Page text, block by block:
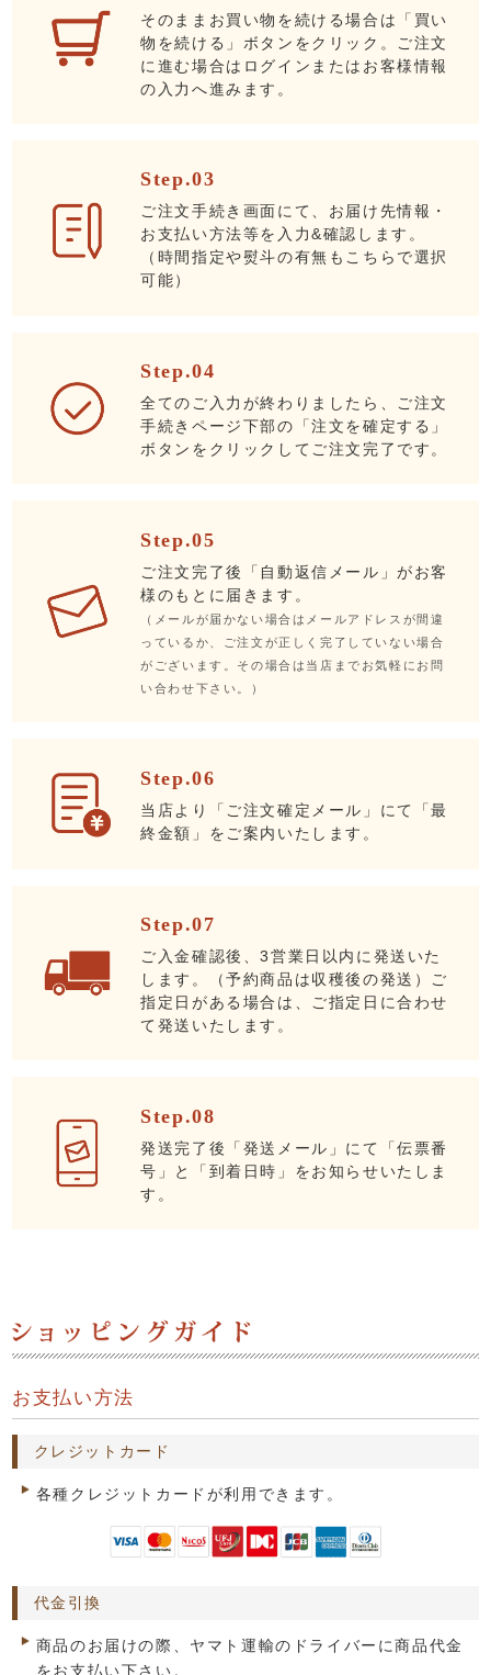
そのままお買い物を続ける場合は「買い
物を続ける」ボタンをクリック。ご注文
に進む場合はログインまたはお客様情報
の入力へ進みます。
Step.03
ご注文手続き画面にて、お届け先情報・
お支払い方法等を入力&確認します。
（時間指定や熨斗の有無もこちらで選択
可能）
Step.04
全てのご入力が終わりましたら、ご注文
手続きページ下部の「注文を確定する」
ボタンをクリックしてご注文完了です。
Step.05
ご注文完了後「自動返信メール」がお客
様のもとに届きます。
（メールが届かない場合はメールアドレスが間違
っているか、ご注文が正しく完了していない場合
がございます。その場合は当店までお気軽にお問
い合わせ下さい。）
Step.06
当店より「ご注文確定メール」にて「最
終金額」をご案内いたします。
Step.07
ご入金確認後、3営業日以内に発送いた
します。（予約商品は収穫後の発送）ご
指定日がある場合は、ご指定日に合わせ
て発送いたします。
Step.08
発送完了後「発送メール」にて「伝票番
号」と「到着日時」をお知らせいたしま
す。
お支払い方法
クレジットカード
各種クレジットカードが利用できます。
代金引換
商品のお届けの際、ヤマト運輸のドライバーに商品代金
をお支払い下さい。